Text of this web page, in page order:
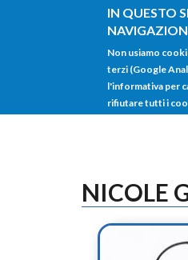
IN QUESTO
Non usiamo
terzi (Google
l'informativa per
rifiutare tutti i
Salta al contenuto principale
NICOLE